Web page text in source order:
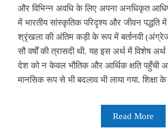
और विभिन्न अवधि के लिए अपना अनधिकृत
में भारतीय सांस्कृतिक परिदृश्य और जीवन
श्रृंखला की अंतिम कड़ी के रूप में बर्तानवी
सौ वर्षों की त्रासदी थी. यह इस अर्थ में विशेष
देश को न केवल भौतिक और आर्थिक क्षति पहुँची
मानसिक रूप से भी बदलाव भी लाया गया. शिक्षा के
Read More